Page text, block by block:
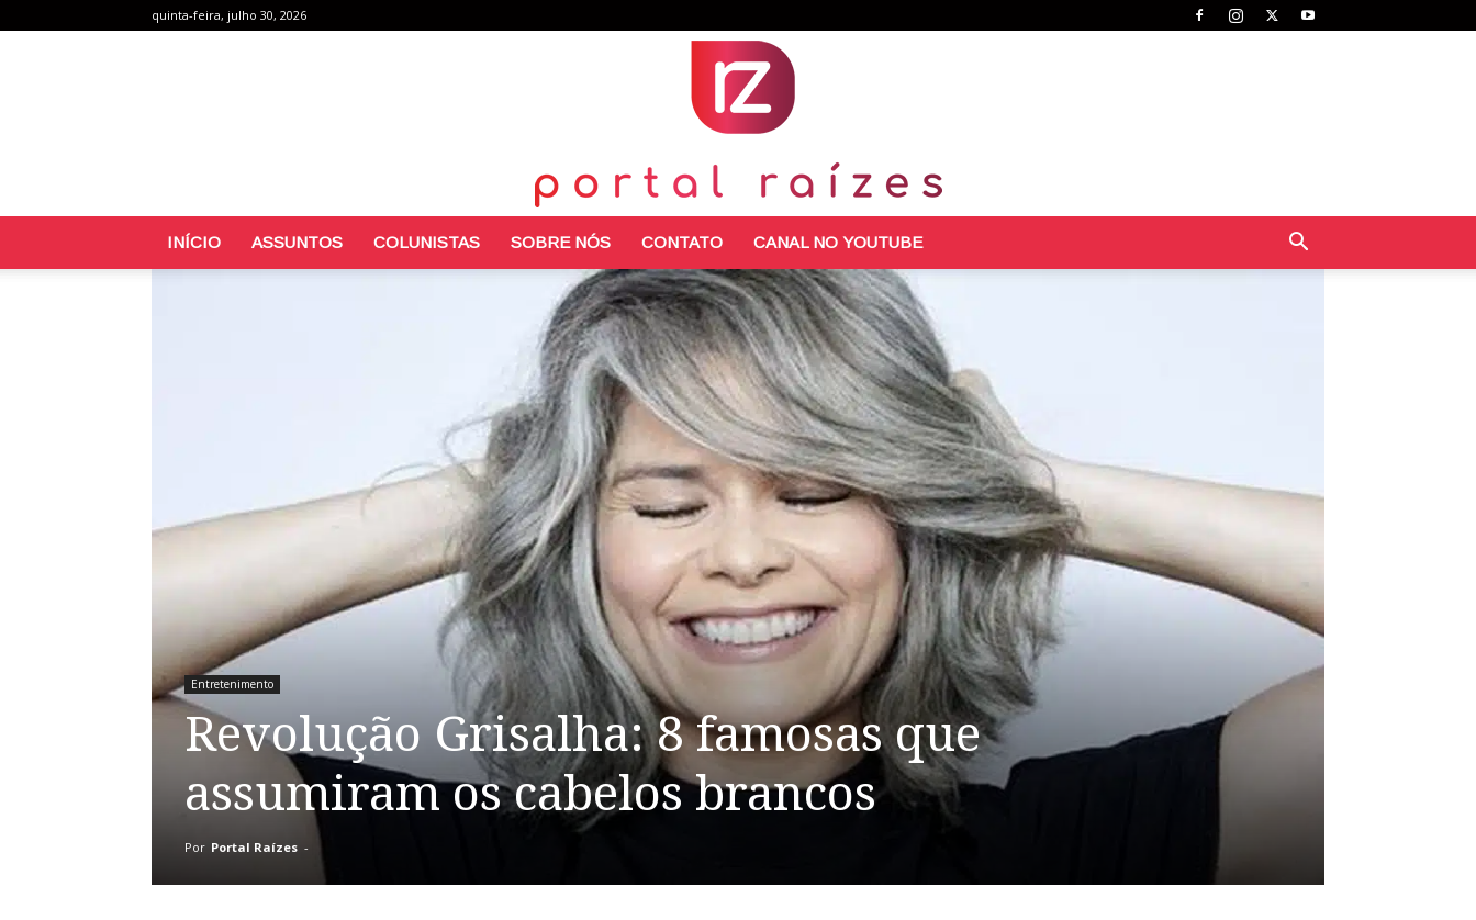
quinta-feira, julho 30, 2026
Portal
Raízes
INÍCIO ASSUNTOS COLUNISTAS SOBRE NÓS CONTATO CANAL NO YOUTUBE
Entretenimento
Revolução Grisalha: 8 famosas que
assumiram os cabelos brancos
Por Portal Raízes -